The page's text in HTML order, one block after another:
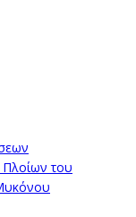
Πλοίων του